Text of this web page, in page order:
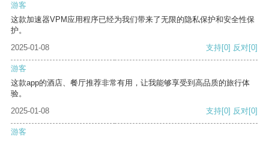
游客
这款加速器VPM应用程序已经为我们带来了无限的隐私保护和安全性保
护。
2025-01-08
支持[0] 反对[0]
游客
这款app的酒店、餐厅推荐非常有用，让我能够享受到高品质的旅行体
验。
2025-01-08
支持[0] 反对[0]
游客